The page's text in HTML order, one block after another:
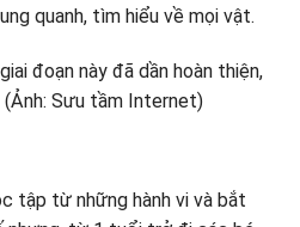
quanh, tìm hiểu về mọi vật.
tập từ những hành vi và bắt